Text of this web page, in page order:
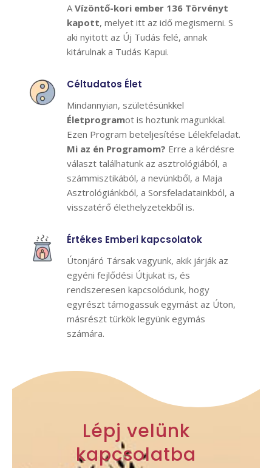
A Vízöntő-kori ember 136 Törvényt
kapott, melyet itt az idő megismerni. S
aki nyitott az Új Tudás felé, annak
kitárulnak a Tudás Kapui.
Céltudatos Élet
Mindannyian, születésünkkel
Életprogramot is hoztunk magunkkal.
Ezen Program beteljesítése Lélekfeladat.
Mi az én Programom? Erre a kérdésre
választ találhatunk az asztrológiából, a
számmisztikából, a nevünkből, a Maja
Asztrológiánkból, a Sorsfeladatainkból, a
visszatérő élethelyzetekből is.
Értékes Emberi kapcsolatok
Útonjáró Társak vagyunk, akik járják az
egyéni fejlődési Útjukat is, és
rendszeresen kapcsolódunk, hogy
egyrészt támogassuk egymást az Úton,
másrészt türkök legyünk egymás
számára.
Lépj velünk
kapcsolatba